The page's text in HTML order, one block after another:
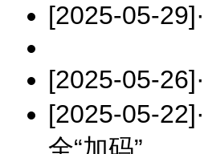
[2025-05-29]·
[2025-05-26]·
[2025-05-22]·